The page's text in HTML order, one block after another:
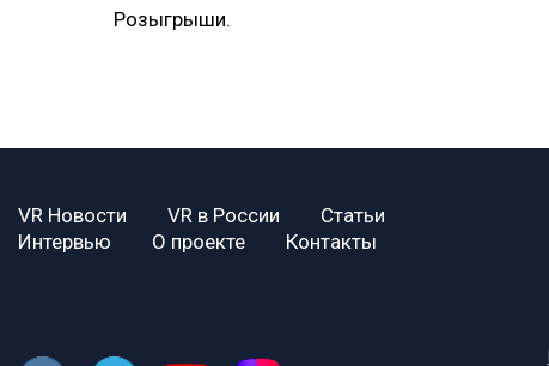
Розыгрыши.
VR Новости VR в России
Статьи
Интервью
О проекте Контакты